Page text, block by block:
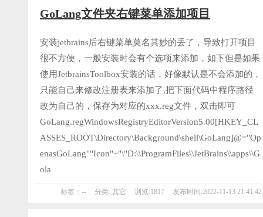
GoLang文件夹右键菜单添加项目
安装jetbrains后右键菜单莫名其妙的丢了，导致打开项目
很不方便，一般安装时会有个选项来添加，如下但是如果
使用JetbrainsToolbox安装的话，好像默认是不会添加的，
只能自己来修改注册表来添加了,把下面代码中程序路径
改为自己的，保存为对应的xxx.reg文件，双击即可
GoLang.regWindowsRegistryEditorVersion5.00[HKEY_CL
ASSES_ROOT\Directory\Background\shell\GoLang]@="Op
enasGoLang""Icon"="\"D:\\ProgramFiles\\JetBrains\\apps\\G
ola
标签：-- 分类: 其它 浏览:1817 发布时间:2022-11-13 21:41:42